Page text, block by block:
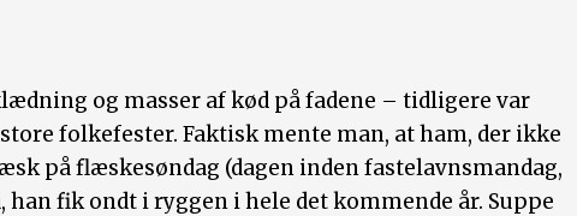
og masser af kød på fadene – tidligere var
folkefester. Faktisk mente man, at ham, der ikke
på flæskesøndag (dagen inden fastelavnsmandag,
han fik ondt i ryggen i hele det kommende år. Suppe